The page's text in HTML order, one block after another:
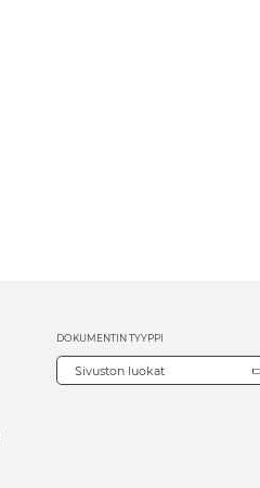
DOKUMENTIN TYYPPI
Sivuston luokat